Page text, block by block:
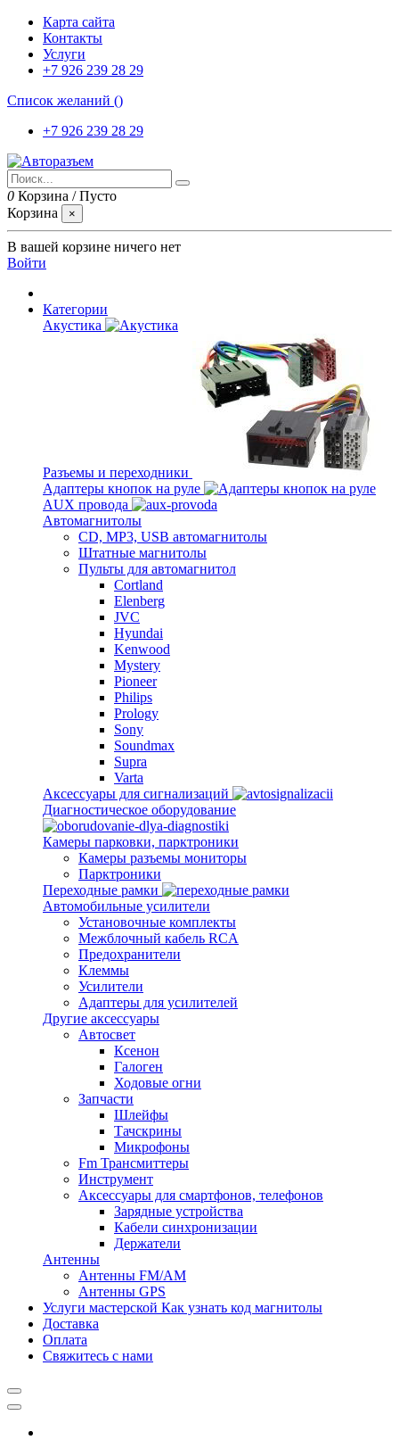
Карта сайта
Контакты
Услуги
+7 926 239 28 29
Список желаний ()
+7 926 239 28 29
0 Корзина /Пусто
Корзина
×
В вашей корзине ничего нет
Войти
Категории
Акустика
Разъемы и переходники
Адаптеры кнопок на руле
AUX провода
Автомагнитолы
CD, MP3, USB автомагнитолы
Штатные магнитолы
Пульты для автомагнитол
Cortland
Elenberg
JVC
Hyundai
Kenwood
Mystery
Pioneer
Philips
Prology
Sony
Soundmax
Supra
Varta
Аксессуары для сигнализаций
Диагностическое оборудование
Камеры парковки, парктроники
Камеры разъемы мониторы
Парктроники
Переходные рамки
Автомобильные усилители
Установочные комплекты
Межблочный кабель RCA
Предохранители
Клеммы
Усилители
Адаптеры для усилителей
Другие аксессуары
Автосвет
Ксенон
Галоген
Ходовые огни
Запчасти
Шлейфы
Тачскрины
Микрофоны
Fm Трансмиттеры
Инструмент
Аксессуары для смартфонов, телефонов
Зарядные устройства
Кабели синхронизации
Держатели
Антенны
Антенны FM/AM
Антенны GPS
Услуги мастерской Как узнать код магнитолы
Доставка
Оплата
Свяжитесь с нами